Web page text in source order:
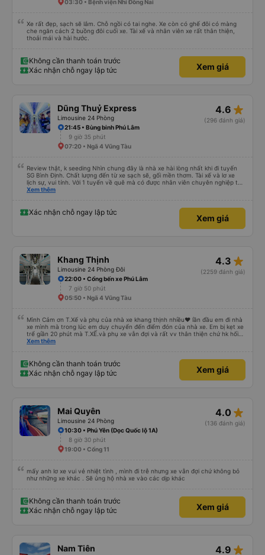
03:30 • Bệnh viện Nhi Đồng Nai
Xe rất đẹp, sạch sẽ lắm. Chỗ ngồi có tai nghe. Xe còn có ghế đôi có màng
che ngăn cách 2 buồng đôi cuối xe. Tài xế và nhân viên xe rất thân thiện,
thoải mái và hài hước.
Không cần thanh toán trước
Xác nhận chỗ ngay lập tức
Xem giá
Dũng Thuỷ Express
Limousine 24 Phòng
4.6 star_rate
(296 đánh giá)
21:45 • Bùng binh Phú Lâm
9 giờ 35 phút
07:20 • Ngã 4 Vũng Tàu
Review thật, k seeding Nhìn chung đây là nhà xe hài lòng nhất khi đi tuyến
SG Bình Định. Chất lượng đến từ xe sạch sẽ, gối mền thơm. Tài xế và lơ xe
lịch sự, vui tính. Với 1 tuyến về quê mà có được nhân viên chuyên nghiệp thế
này là điểm cộng lớn, thường chỉ đi mấy tuyến du lịch mới có. Về xe thì có
định ủng hộ tiếp nhà xe này. Chúc chủ xe làm ăn phát đạt mua thêm nhiều
xe chạy thêm nhiều khung giờ nữa và nâng cao tiêu chuẩn tuyến. Nếu xét
điểm trừ thì chỉ có thgian trả khách, team VXR set lệch với thực tế
Xem thêm
Xác nhận chỗ ngay lập tức
Xem giá
Khang Thịnh
Limousine 24 Phòng Đôi
4.3 star_rate
(2259 đánh giá)
22:00 • Cổng bến xe Phú Lâm
7 giờ 50 phút
05:50 • Ngã 4 Vũng Tàu
Mình Cảm ơn T.Xế và phụ của nhà xe khang thịnh nhiều❤️ lần đầu em đi nhà
xe mình mà trong lúc em duy chuyển đến điểm đón của nhà xe. Em bị kẹt xe
trể giần 20 phút mà T.XẾ.và phụ xe vẫn đợi và rất vv thân thiện chứ hk hối
mình như những nhà xe khác. Xe mình đi là loại xe 24p đôi . xe có rèm kéo
.và 1 trạm. Dùng cho mn ăn ún. Dù 2 trạm dùng ở cây xăng để xe nộp nhiên
liệu và cho mn đi wc nhưng nhà wc của cây xăng nhà xe này dùng rất chi là
sạch sẽ. Hk có mùi khó chiệu như những trạm khác. Mà hình như nhà xe này
phát triển mạnh hơn🥰
Xem thêm
Không cần thanh toán trước
Xác nhận chỗ ngay lập tức
Xem giá
Mai Quyên
Limousine 24 Phòng
4.0 star_rate
(136 đánh giá)
10:30 • Phú Yên (Dọc Quốc lộ 1A)
8 giờ 30 phút
19:00 • Cổng 11
mấy anh lơ xe vui vẻ nhiệt tình , mình đi trễ nhưng xe vẫn đợi chứ không bỏ
như những xe khác . Sẽ ủng hộ nhà xe vào các dịp khác
Không cần thanh toán trước
Xác nhận chỗ ngay lập tức
Xem giá
Nam Tiên 4.9 star_rate